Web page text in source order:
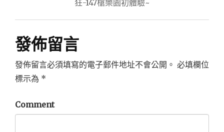
狂-147槍樂園初體驗~
發佈留言
發佈留言必須填寫的電子郵件地址不會公開。 必填欄位
標示為 *
Comment